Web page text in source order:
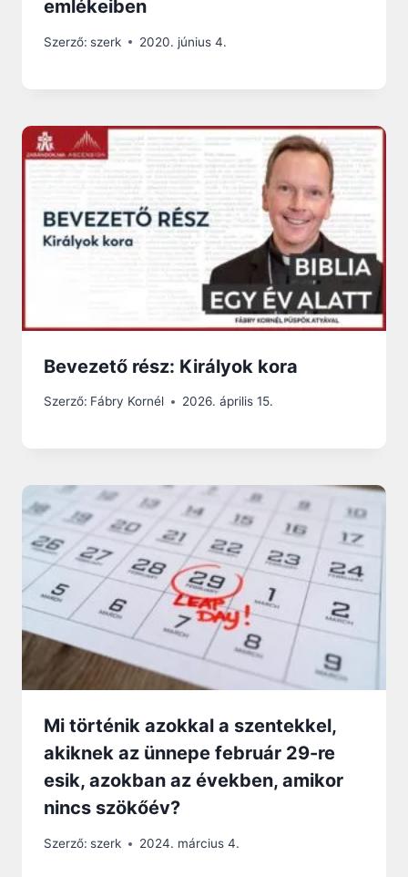
emlékeiben
Szerző: szerk 2020. június 4.
Bevezető rész: Királyok kora
Szerző: Fábry Kornél 2026. április 15.
Mi történik azokkal a szentekkel,
akiknek az ünnepe február 29-re
esik, azokban az években, amikor
nincs szökőév?
Szerző: szerk 2024. március 4.